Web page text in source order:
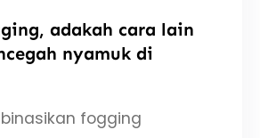
adakah cara lain
nyamuk di
fogging